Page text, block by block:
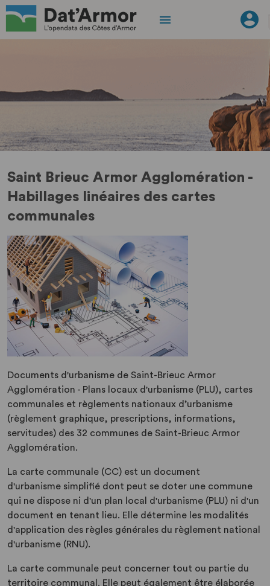
Saint Brieuc Armor Agglomération -
Habillages linéaires des cartes
communales
Documents d'urbanisme de Saint-Brieuc Armor
Agglomération - Plans locaux d'urbanisme (PLU), cartes
communales et règlements nationaux d’urbanisme
(règlement graphique, prescriptions, informations,
servitudes) des 32 communes de Saint-Brieuc Armor
Agglomération.
La carte communale (CC) est un document
d'urbanisme simplifié dont peut se doter une commune
qui ne dispose ni d'un plan local d'urbanisme (PLU) ni d'un
document en tenant lieu. Elle détermine les modalités
d'application des règles générales du règlement national
d'urbanisme (RNU).
La carte communale peut concerner tout ou partie du
territoire communal. Elle peut également être élaborée